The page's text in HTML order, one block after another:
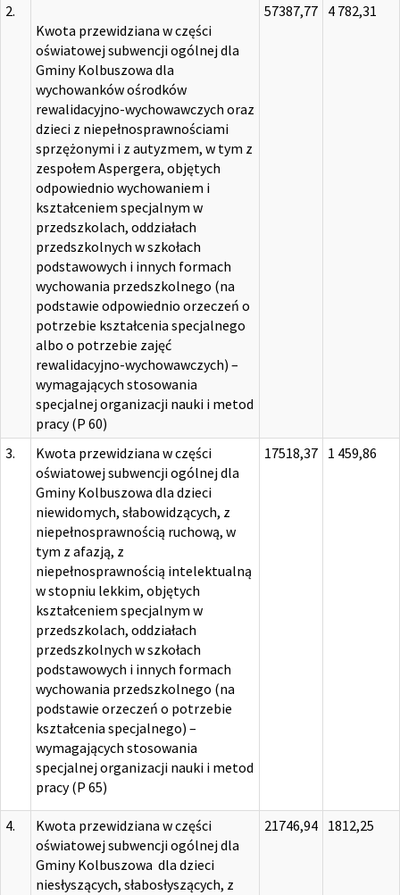
2.
Kwota przewidziana w części
oświatowej subwencji ogólnej dla
Gminy Kolbuszowa dla
wychowanków ośrodków
rewalidacyjno-wychowawczych oraz
dzieci z niepełnosprawnościami
sprzężonymi i z autyzmem, w tym z
zespołem Aspergera, objętych
odpowiednio wychowaniem i
kształceniem specjalnym w
przedszkolach, oddziałach
przedszkolnych w szkołach
podstawowych i innych formach
wychowania przedszkolnego (na
podstawie odpowiednio orzeczeń o
potrzebie kształcenia specjalnego
albo o potrzebie zajęć
rewalidacyjno-wychowawczych) –
wymagających stosowania
specjalnej organizacji nauki i metod
pracy (P 60)
57387,77 4 782,31
3.
Kwota przewidziana w części
oświatowej subwencji ogólnej dla
Gminy Kolbuszowa dla dzieci
niewidomych, słabowidzących, z
niepełnosprawnością ruchową, w
tym z afazją, z
niepełnosprawnością intelektualną
w stopniu lekkim, objętych
kształceniem specjalnym w
przedszkolach, oddziałach
przedszkolnych w szkołach
podstawowych i innych formach
wychowania przedszkolnego (na
podstawie orzeczeń o potrzebie
kształcenia specjalnego) –
wymagających stosowania
specjalnej organizacji nauki i metod
pracy (P 65)
17518,37 1 459,86
4.
Kwota przewidziana w części
oświatowej subwencji ogólnej dla
Gminy Kolbuszowa dla dzieci
niesłyszących, słabosłyszących, z
21746,94 1812,25